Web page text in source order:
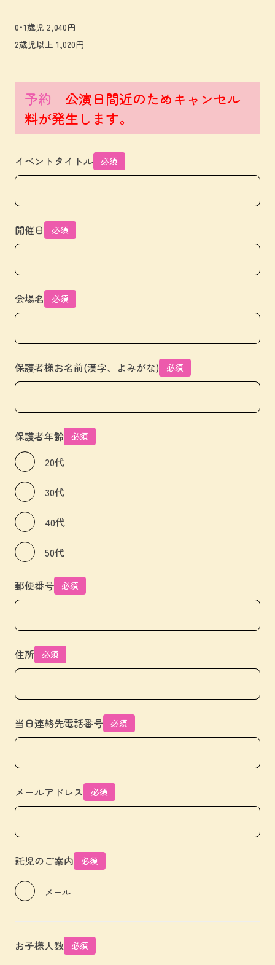
0･1歳児 2,040円
2歳児以上 1,020円
予約 公演日間近のためキャンセル
料が発生します。
イベントタイトル 必須
開催日 必須
会場名 必須
保護者様お名前(漢字、よみがな) 必須
保護者年齢 必須
20代
30代
40代
50代
郵便番号 必須
住所 必須
当日連絡先電話番号 必須
メールアドレス 必須
託児のご案内 必須
メール
お子様人数 必須